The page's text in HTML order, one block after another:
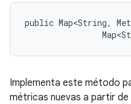
public Map<String,
Implementa este método
métricas nuevas a partir